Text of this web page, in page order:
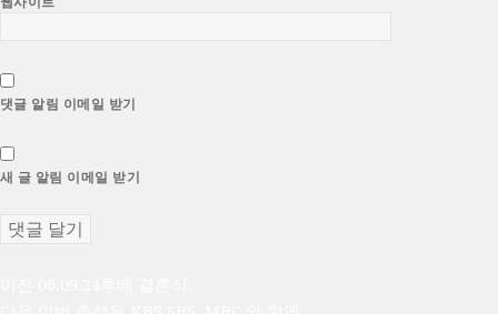
댓글 알림 이메일 받기
새 글 알림 이메일 받기